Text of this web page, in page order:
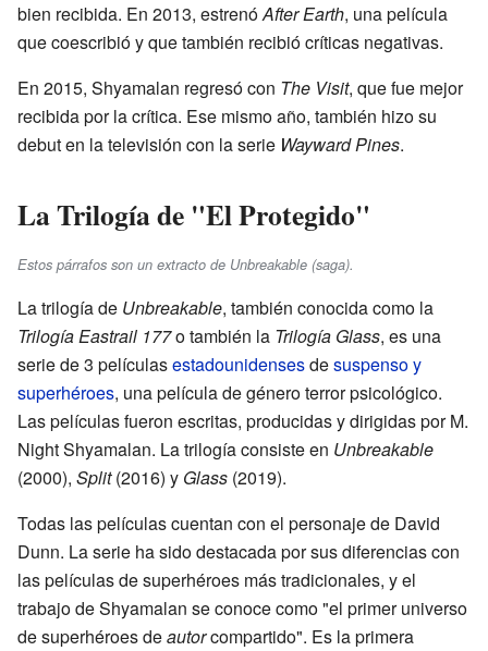
bien recibida. En 2013, estrenóAfter Earth, una película
que coescribió y que también recibió críticas negativas.
En 2015, Shyamalan regresó con The Visit, que fue mejor
recibida por la crítica. Ese mismo año, también hizo su
debut en la televisión con la serie Wayward Pines.
La Trilogía de "El Protegido"
Estos párrafos son un extracto de Unbreakable (saga).
La trilogía de Unbreakable, también conocida como la
Trilogía Eastrail 177o también la Trilogía Glass, es una
serie de 3 películasestadounidensesdesuspenso y
superhéroes, una película de género terror psicológico.
Las películas fueron escritas, producidas y dirigidas por M.
Night Shyamalan. La trilogía consiste en Unbreakable
(2000), Split(2016) y Glass (2019).
Todas las películas cuentan con el personaje de David
Dunn. La serie ha sido destacada por sus diferencias con
las películas de superhéroes más tradicionales, y el
trabajo de Shyamalan se conoce como "el primer universo
de superhéroes deautorcompartido". Es la primera